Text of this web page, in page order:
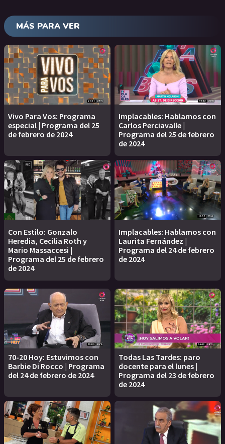
MÁS PARA VER
Vivo Para Vos: Programa
especial | Programa del 25
de febrero de 2024
Implacables: Hablamos con
Carlos Perciavalle |
Programa del 25 de febrero
de 2024
Con Estilo: Gonzalo
Heredia, Cecilia Roth y
Mario Massaccesi |
Programa del 25 de febrero
de 2024
Implacables: Hablamos con
Laurita Fernández |
Programa del 24 de febrero
de 2024
70-20 Hoy: Estuvimos con
Barbie Di Rocco | Programa
del 24 de febrero de 2024
Todas Las Tardes: paro
docente para el lunes |
Programa del 23 de febrero
de 2024